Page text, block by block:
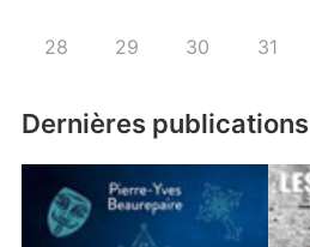
28 29 30 31
Dernières publications